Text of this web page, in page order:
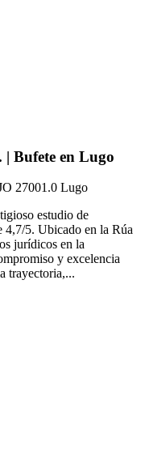
| Bufete en Lugo
27001.0 Lugo
estudio de
4,7/5. Ubicado en la Rúa
jurídicos en la
y excelencia
trayectoria,...